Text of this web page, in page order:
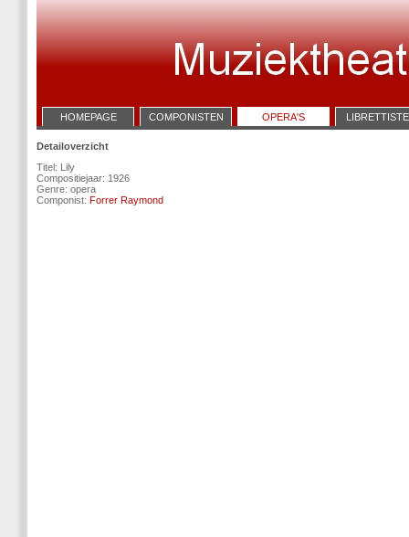
HOMEPAGE COMPONISTEN OPERA'S
Detailoverzicht
Titel: Lily
Compositiejaar: 1926
Genre: opera
Componist: Forrer Raymond